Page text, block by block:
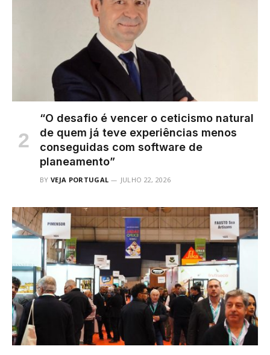
“O desafio é vencer o ceticismo natural
de quem já teve experiências menos
conseguidas com software de
planeamento”
BY VEJA PORTUGAL JULHO 22, 2026